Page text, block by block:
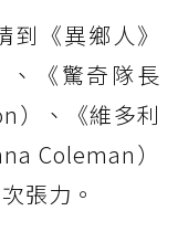
《異鄉人》
、《驚奇隊長
）、《維多利
Coleman）
張力。